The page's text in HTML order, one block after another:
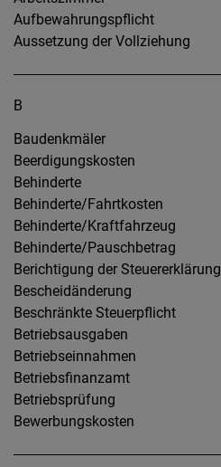
Aufbewahrungspflicht
Aussetzung der Vollziehung
B
Baudenkmäler
Beerdigungskosten
Behinderte
Behinderte/Fahrtkosten
Behinderte/Kraftfahrzeug
Behinderte/Pauschbetrag
Berichtigung der Steuererklärung
Bescheidänderung
Beschränkte Steuerpflicht
Betriebsausgaben
Betriebseinnahmen
Betriebsfinanzamt
Betriebsprüfung
Bewerbungskosten